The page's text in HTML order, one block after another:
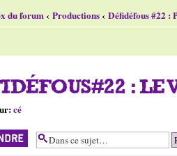
du forum‹ Productions‹ Défidéfous #22 :
: LE
cé